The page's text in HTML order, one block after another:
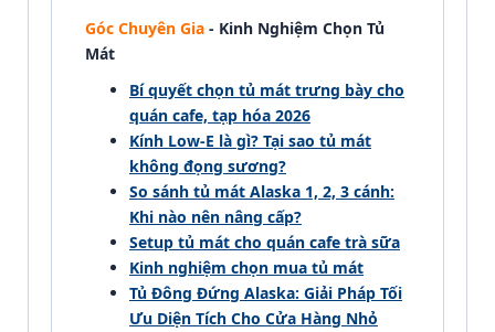
Góc Chuyên Gia - Kinh Nghiệm Chọn Tủ
Mát
Bí quyết chọn tủ mát trưng bày cho
quán cafe, tạp hóa 2026
Kính Low-E là gì? Tại sao tủ mát
không đọng sương?
So sánh tủ mát Alaska 1, 2, 3 cánh:
Khi nào nên nâng cấp?
Setup tủ mát cho quán cafe trà sữa
Kinh nghiệm chọn mua tủ mát
Tủ Đông Đứng Alaska: Giải Pháp Tối
Ưu Diện Tích Cho Cửa Hàng Nhỏ